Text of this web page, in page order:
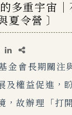
的多重宇宙
夏令營 〕
金會長期關注
及權益促進，
，故辦理「打